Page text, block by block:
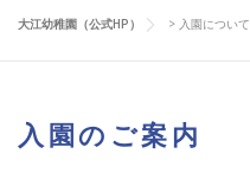
大江幼稚園（公式HP） > 入園について
入園のご案内